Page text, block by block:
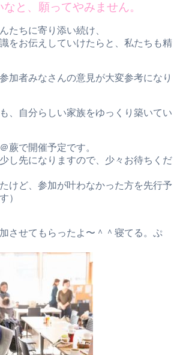
と、願ってやみません。
たちに寄り添い続け、
をお伝えしていけたらと、私たちも精
加者みなさんの意見が大変参考になり
、自分らしい家族をゆっくり築いてい
蕨で開催予定です。
し先になりますので、少々お待ちくだ
けど、参加が叶わなかった方を先行予
）
させてもらったよ〜＾＾寝てる。ぷ